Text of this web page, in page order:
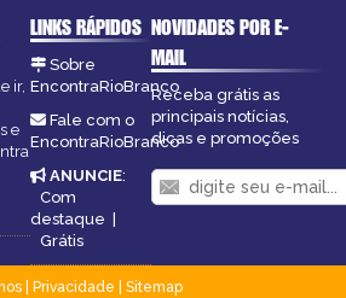
ir,
e
LINKS RÁPIDOS
Sobre
EncontraRioBranco
Fale com o
EncontraRioBranco
ANUNCIE:
Com
destaque
Grátis
NOVIDADES POR E-
MAIL
Receba grátis as
principais notícias,
dicas e promoções
| Privacidade
Sitemap